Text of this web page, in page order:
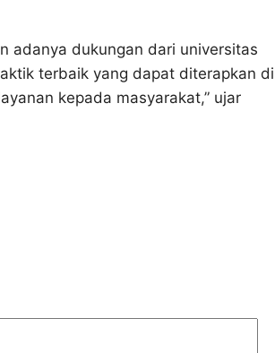
adanya dukungan dari universitas
terbaik yang dapat diterapkan di
kepada masyarakat,” ujar